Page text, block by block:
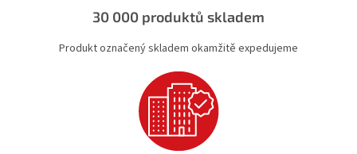
y
ý
i
s
u
30 000 produktů skladem
Produkt označený skladem okamžitě expedujeme